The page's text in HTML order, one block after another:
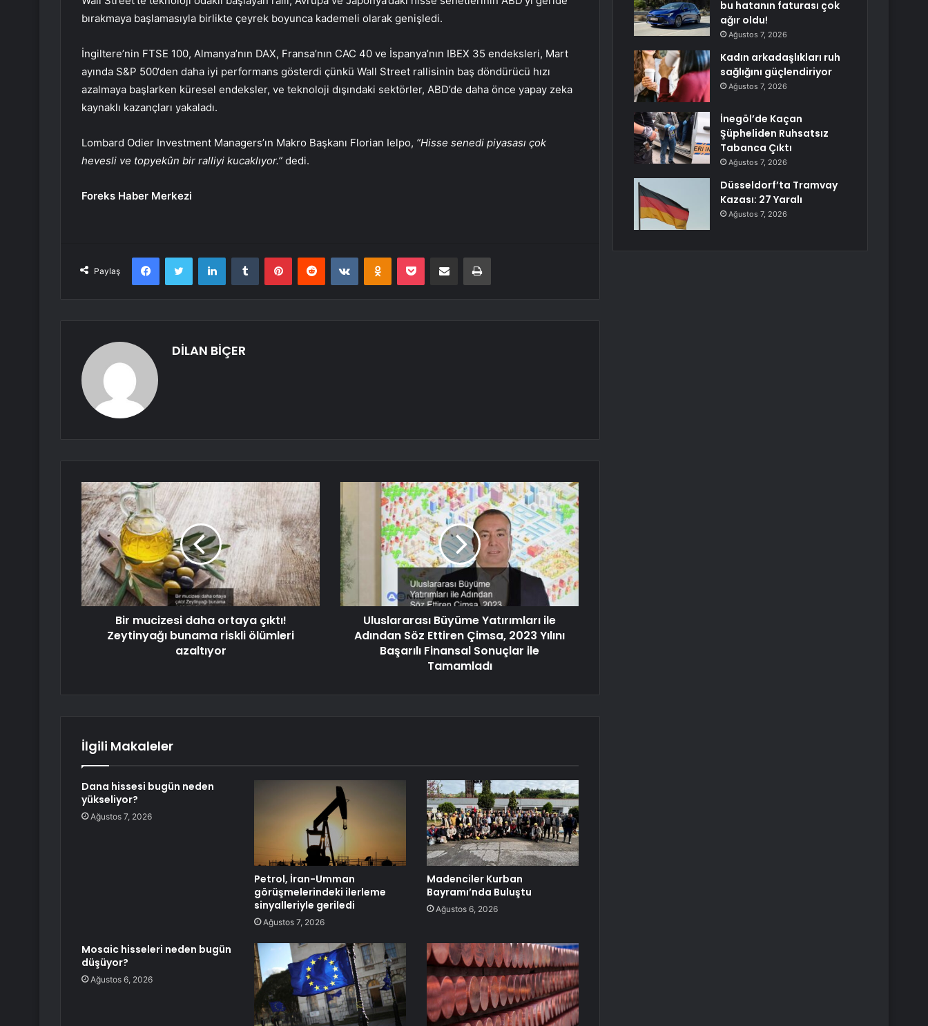
bırakmaya başlamasıyla birlikte çeyrek boyunca kademeli olarak genişledi.
İngiltere’nin FTSE 100, Almanya’nın DAX, Fransa’nın CAC 40 ve İspanya’nın IBEX 35 endeksleri, Mart
ayında S&P 500‘den daha iyi performans gösterdi çünkü Wall Street rallisinin baş döndürücü hızı
azalmaya başlarken küresel endeksler, ve teknoloji dışındaki sektörler, ABD’de daha önce yapay zeka
kaynaklı kazançları yakaladı.
Lombard Odier Investment Managers’ın Makro Başkanı Florian Ielpo, “Hisse senedi piyasası çok
hevesli ve topyekûn bir ralliyi kucaklıyor.” dedi.
Foreks Haber Merkezi
Paylaş
FacebookTwitter LinkedInTumblr PinterestReddit VKontakteOdnoklassniki
Pocket E-Posta ile paylaş Yazdır
DİLAN BİÇER
Bir mucizesi daha ortaya çıktı!
Zeytinyağı bunama riskli ölümleri
azaltıyor
Uluslararası Büyüme Yatırımları ile
Adından Söz Ettiren Çimsa, 2023 Yılını
Başarılı Finansal Sonuçlar ile
Tamamladı
İlgili Makaleler
Dana hissesi bugün neden
yükseliyor?
Ağustos 7, 2026
Petrol, İran-Umman
görüşmelerindeki ilerleme
sinyalleriyle geriledi
Ağustos 7, 2026
Madenciler Kurban
Bayramı’nda Buluştu
Ağustos 6, 2026
Mosaic hisseleri neden bugün
düşüyor?
Ağustos 6, 2026
bu hatanın faturası çok
ağır oldu!
Ağustos 7, 2026
Kadın arkadaşlıkları ruh
sağlığını güçlendiriyor
Ağustos 7, 2026
İnegöl’de Kaçan
Şüpheliden Ruhsatsız
Tabanca Çıktı
Ağustos 7, 2026
Düsseldorf’ta Tramvay
Kazası: 27 Yaralı
Ağustos 7, 2026